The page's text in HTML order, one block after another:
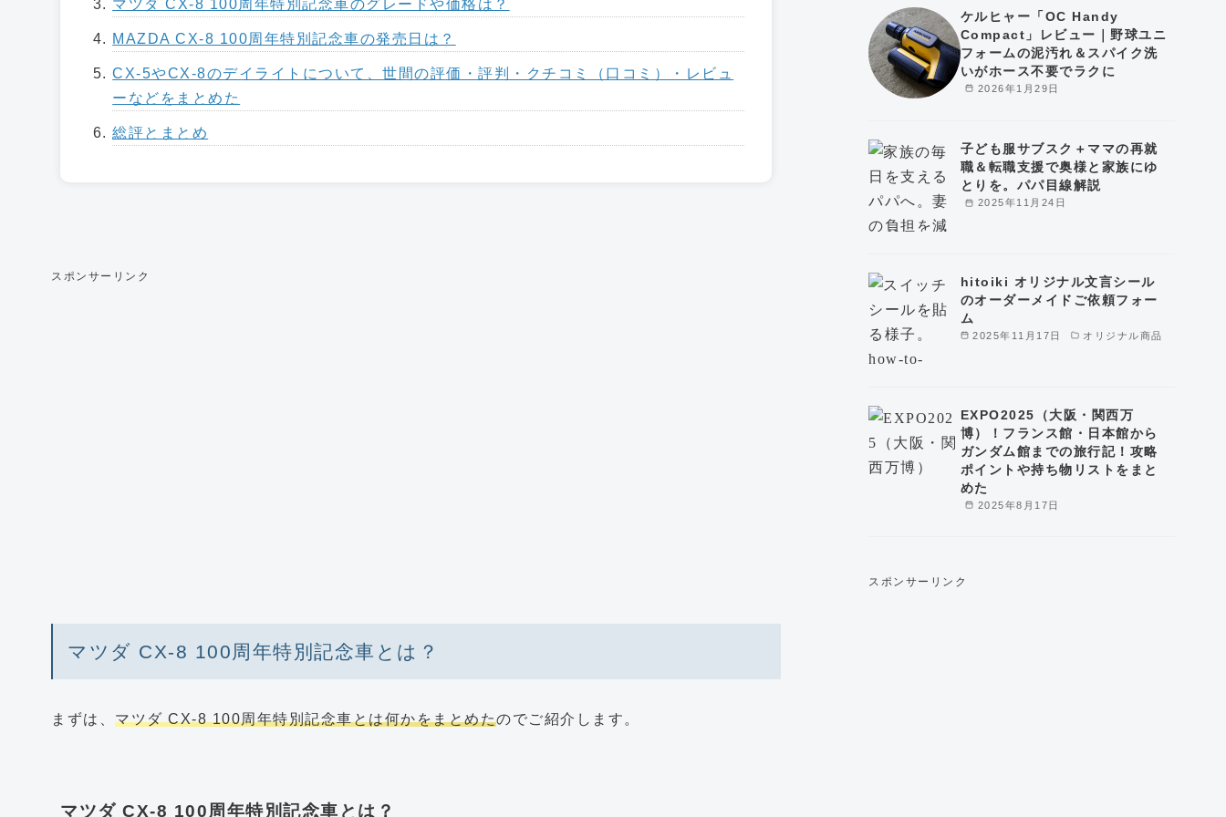
マツダ CX-8 100周年特別記念車のグレードや価格は？
MAZDA CX-8 100周年特別記念車の発売日は？
CX-5やCX-8のデイライトについて、世間の評価・評判・クチコミ（口コミ）・レビュ
ーなどをまとめた
総評とまとめ
スポンサーリンク
マツダ CX-8 100周年特別記念車とは？
まずは、 マツダ CX-8 100周年特別記念車とは何かをまとめたのでご紹介します。
マツダ CX-8 100周年特別記念車とは？
2026年1月29日
ケルヒャー「OC Handy
Compact」レビュー｜野球ユニ
フォームの泥汚れ＆スパイク洗
いがホース不要でラクに
2025年11月24日
子ども服サブスク＋ママの再就
職＆転職支援で奥様と家族にゆ
とりを。パパ目線解説
2025年11月17日 オリジナル商品
hitoiki オリジナル文言シール
のオーダーメイドご依頼フォー
ム
2025年8月17日
EXPO2025（大阪・関西万
博）！フランス館・日本館から
ガンダム館までの旅行記！攻略
ポイントや持ち物リストをまと
めた
スポンサーリンク